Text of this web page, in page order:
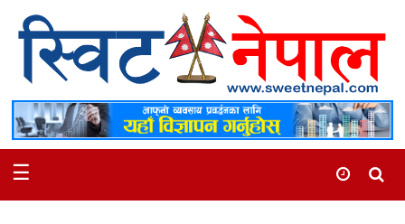
समाचार
स्थानीय
मनोरञ्जन
☰